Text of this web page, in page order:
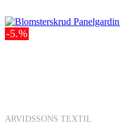
-5.%
ARVIDSSONS TEXTIL